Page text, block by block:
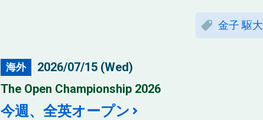
金子 駆大
海外
2026/07/15 (Wed)
The Open Championship 2026
今週、全英オープン